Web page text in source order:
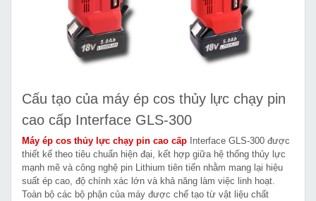
Cấu tạo của máy ép cos thủy lực chạy pin
cao cấp Interface GLS-300
Máy ép cos thủy lực chạy pin cao cấp Interface GLS-300 được
thiết kế theo tiêu chuẩn hiện đại, kết hợp giữa hệ thống thủy lực
mạnh mẽ và công nghệ pin Lithium tiên tiến nhằm mang lại hiệu
suất ép cao, độ chính xác lớn và khả năng làm việc linh hoạt.
Toàn bộ các bộ phận của máy được chế tạo từ vật liệu chất